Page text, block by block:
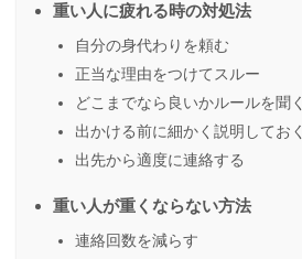
重い人に疲れる時の対処法
自分の身代わりを頼む
正当な理由をつけてスルー
どこまでなら良いかルールを聞く
出かける前に細かく説明しておく
出先から適度に連絡する
重い人が重くならない方法
連絡回数を減らす